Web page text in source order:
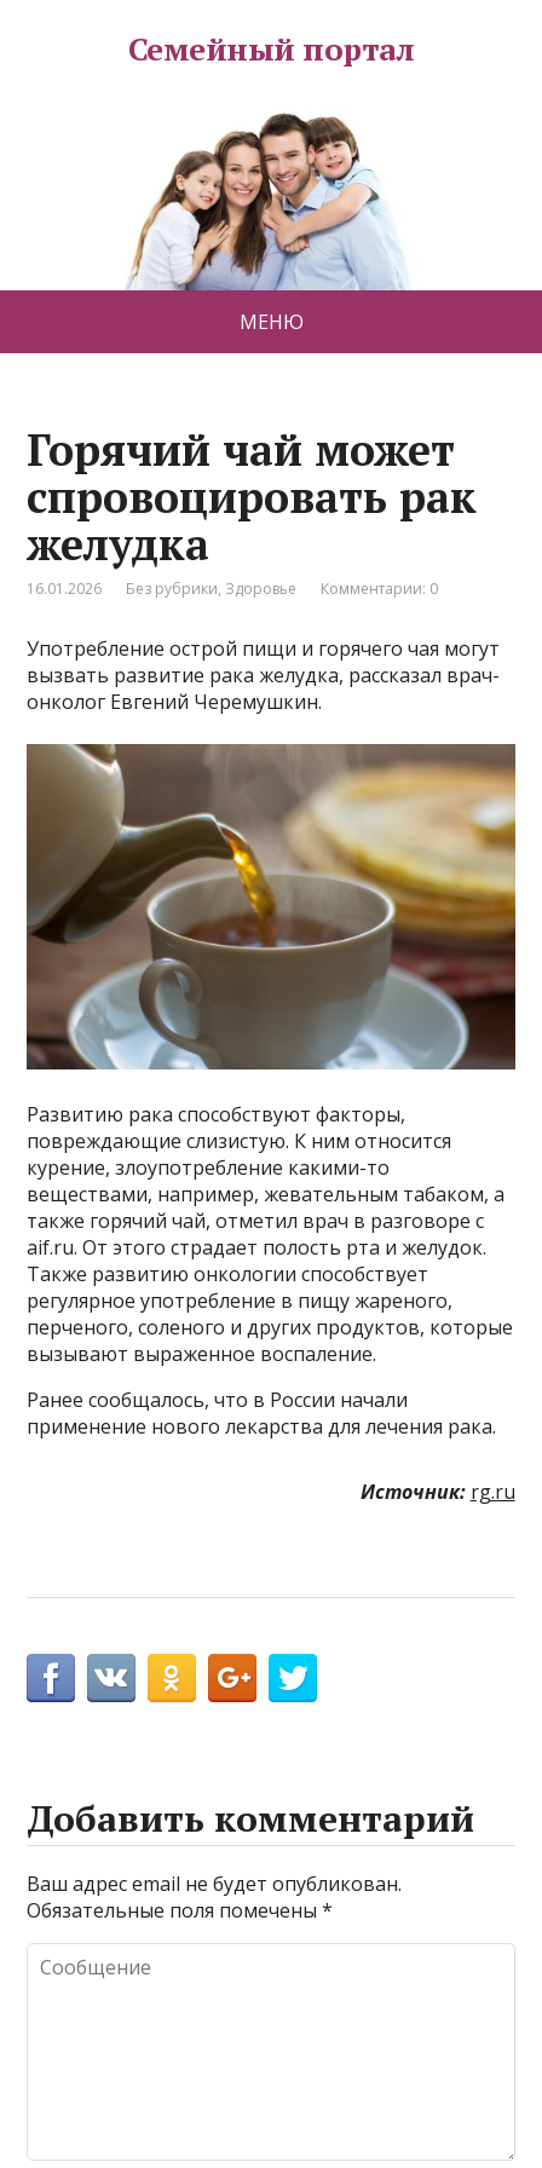
Семейный портал
МЕНЮ
Горячий чай может
спровоцировать рак
желудка
16.01.2026 Без рубрики, Здоровье Комментарии: 0
Употребление острой пищи и горячего чая могут
вызвать развитие рака желудка, рассказал врач-
онколог Евгений Черемушкин.
Развитию рака способствуют факторы,
повреждающие слизистую. К ним относится
курение, злоупотребление какими-то
веществами, например, жевательным табаком, а
также горячий чай, отметил врач в разговоре с
aif.ru. От этого страдает полость рта и желудок.
Также развитию онкологии способствует
регулярное употребление в пищу жареного,
перченого, соленого и других продуктов, которые
вызывают выраженное воспаление.
Ранее сообщалось, что в России начали
применение нового лекарства для лечения рака.
Источник: rg.ru
Добавить комментарий
Ваш адрес email не будет опубликован.
Обязательные поля помечены*